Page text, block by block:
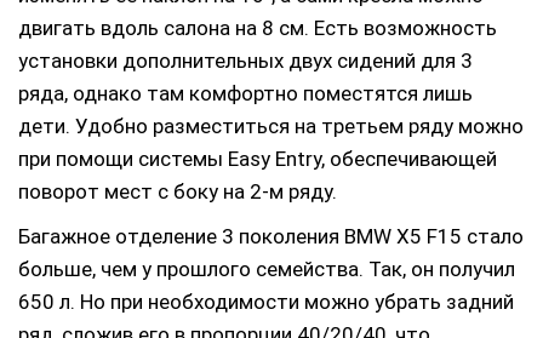
двигать вдоль салона на 8 см. Есть возможность
установки дополнительных двух сидений для 3
ряда, однако там комфортно поместятся лишь
дети. Удобно разместиться на третьем ряду можно
при помощи системы Easy Entry, обеспечивающей
поворот мест с боку на 2-м ряду.
Багажное отделение 3 поколения BMW X5 F15 стало
больше, чем у прошлого семейства. Так, он получил
650 л. Но при необходимости можно убрать задний